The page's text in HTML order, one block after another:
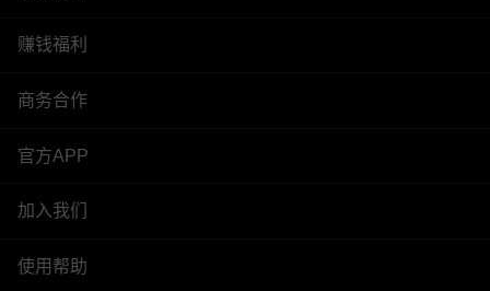
赚钱福利
商务合作
官方APP
加入我们
使用帮助